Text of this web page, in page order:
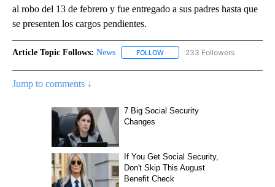
al robo del 13 de febrero y fue entregado a sus padres hasta que
se presenten los cargos pendientes.
Article Topic Follows: News FOLLOW FOLLOW "NEWS" TO RECEIVE
233 Followers
Jump to comments ↓